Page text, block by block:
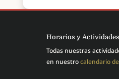
Horarios y Actividades
Todas nuestras
en nuestrocalendario